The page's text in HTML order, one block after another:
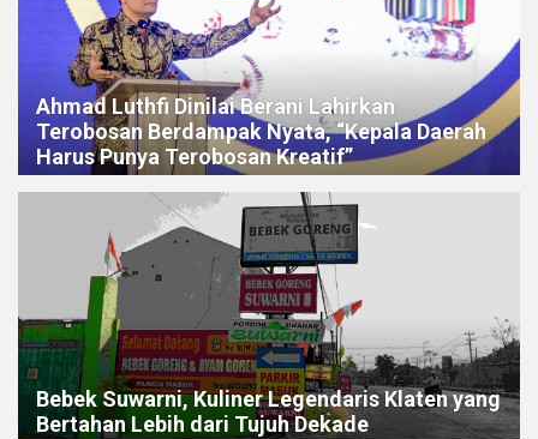
Ahmad Luthfi Dinilai Berani Lahirkan
Terobosan Berdampak Nyata, “Kepala Daerah
Harus Punya Terobosan Kreatif”
Bebek Suwarni, Kuliner Legendaris Klaten yang
Bertahan Lebih dari Tujuh Dekade